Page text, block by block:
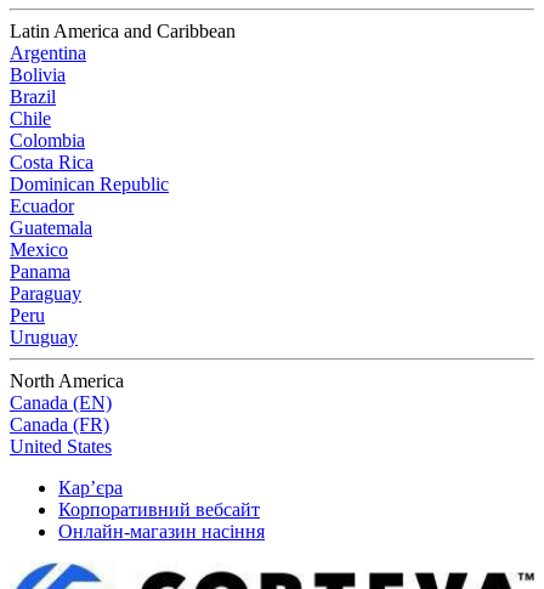
Latin America and Caribbean
Argentina
Bolivia
Brazil
Chile
Colombia
Costa Rica
Dominican Republic
Ecuador
Guatemala
Mexico
Panama
Paraguay
Peru
Uruguay
North America
Canada (EN)
Canada (FR)
United States
Кар’єра
Корпоративний вебсайт
Онлайн-магазин насіння